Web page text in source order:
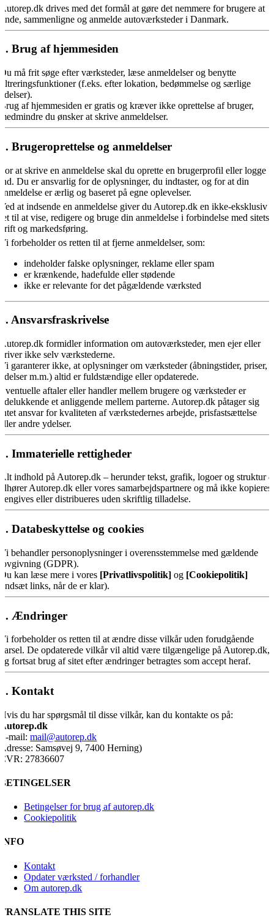
Autorep.dk drives med det formål at gøre det nemmere for brugere at
finde, sammenligne og anmelde autoværksteder i Danmark.
2. Brug af hjemmesiden
Du må frit søge efter værksteder, læse anmeldelser og benytte
filtreringsfunktioner (f.eks. efter lokation, bedømmelse og særlige
ydelser).
Brug af hjemmesiden er gratis og kræver ikke oprettelse af bruger,
medmindre du ønsker at skrive anmeldelser.
3. Brugeroprettelse og anmeldelser
For at skrive en anmeldelse skal du oprette en brugerprofil eller logge
ind. Du er ansvarlig for de oplysninger, du indtaster, og for at din
anmeldelse er ærlig og baseret på egne oplevelser.
Ved at indsende en anmeldelse giver du Autorep.dk en ikke-eksklusiv
ret til at vise, redigere og bruge din anmeldelse i forbindelse med sitets
drift og markedsføring.
Vi forbeholder os retten til at fjerne anmeldelser, som:
indeholder falske oplysninger, reklame eller spam
er krænkende, hadefulde eller stødende
ikke er relevante for det pågældende værksted
4. Ansvarsfraskrivelse
Autorep.dk formidler information om autoværksteder, men ejer eller
driver ikke selv værkstederne.
Vi garanterer ikke, at oplysninger om værksteder (åbningstider, priser,
ydelser m.m.) altid er fuldstændige eller opdaterede.
Eventuelle aftaler eller handler mellem brugere og værksteder er
udelukkende et anliggende mellem parterne. Autorep.dk påtager sig
intet ansvar for kvaliteten af værkstedernes arbejde, prisfastsættelse
eller andre ydelser.
5. Immaterielle rettigheder
Alt indhold på Autorep.dk – herunder tekst, grafik, logoer og struktur –
tilhører Autorep.dk eller vores samarbejdspartnere og må ikke kopieres,
gengives eller distribueres uden skriftlig tilladelse.
6. Databeskyttelse og cookies
Vi behandler personoplysninger i overensstemmelse med gældende
lovgivning (GDPR).
Du kan læse mere i vores [Privatlivspolitik] og [Cookiepolitik]
(indsæt links, når de er klar).
7. Ændringer
Vi forbeholder os retten til at ændre disse vilkår uden forudgående
varsel. De opdaterede vilkår vil altid være tilgængelige på Autorep.dk,
og fortsat brug af sitet efter ændringer betragtes som accept heraf.
8. Kontakt
Hvis du har spørgsmål til disse vilkår, kan du kontakte os på:
Autorep.dk
E-mail:mail@autorep.dk
Adresse: Samsøvej 9, 7400 Herning)
CVR: 27836607
BETINGELSER
Betingelser for brug af autorep.dk
Cookiepolitik
INFO
Kontakt
Opdater værksted / forhandler
Om autorep.dk
TRANSLATE THIS SITE